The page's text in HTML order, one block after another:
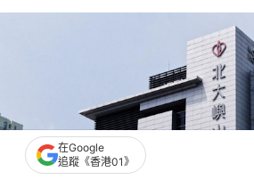
在Google
追蹤《香港01》